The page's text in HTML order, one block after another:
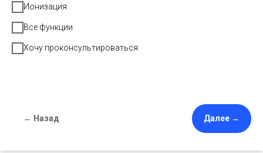
Ионизация
Все функции
Хочу проконсультироваться
← Назад Далее →